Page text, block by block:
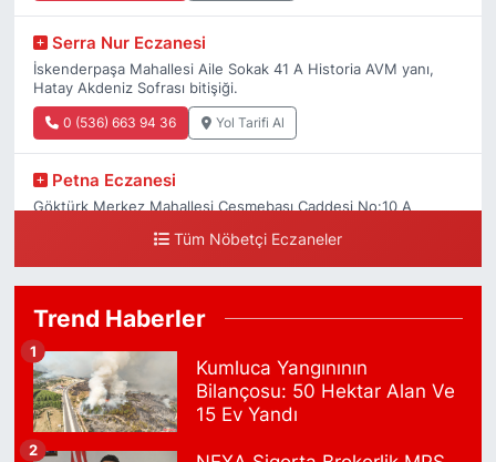
Serra Nur Eczanesi
İskenderpaşa Mahallesi Aile Sokak 41 A Historia AVM yanı,
Hatay Akdeniz Sofrası bitişiği.
0 (536) 663 94 36 Yol Tarifi Al
Petna Eczanesi
Göktürk Merkez Mahallesi Çeşmebaşı Caddesi No:10 A
0 (212) 360 18 23 Yol Tarifi Al
Karlıktepe Mahallesi Soğanlık Caddesi No:34 A
0 (216) 504 24 53 Yol Tarifi Al
Bulvar Eczanesi
Ahmet Yesevi Mahallesi Abbas Medeni Sokak 17 A Çiftlik
Tüm Nöbetçi Eczaneler
Trend Haberler
Kumluca Yangınının
Bilançosu: 50 Hektar Alan Ve
15 Ev Yandı
1
2